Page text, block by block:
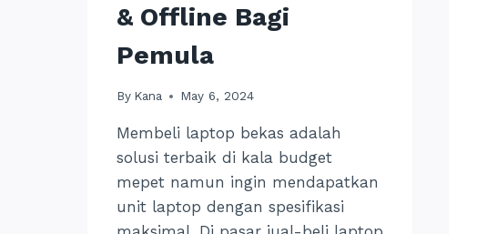
& Offline Bagi
Pemula
By Kana May 6, 2024
Membeli laptop bekas adalah
solusi terbaik di kala budget
mepet namun ingin mendapatkan
unit laptop dengan spesifikasi